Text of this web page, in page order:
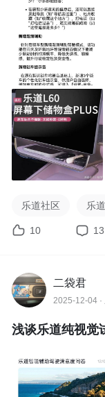
在新出行-乐道社
快速参与：
链接
【活动礼品】
体验分享官：话
精华奖：帖子被评
【活动时间】
10月28日-11月28
*活动结束后2个工
⚠️注意事项：
1. 原创内容，文体
4. 凑字数、洗稿
乐道社区 乐
10 13
二袋君
2025-12-04 ·
浅谈乐道纯视觉